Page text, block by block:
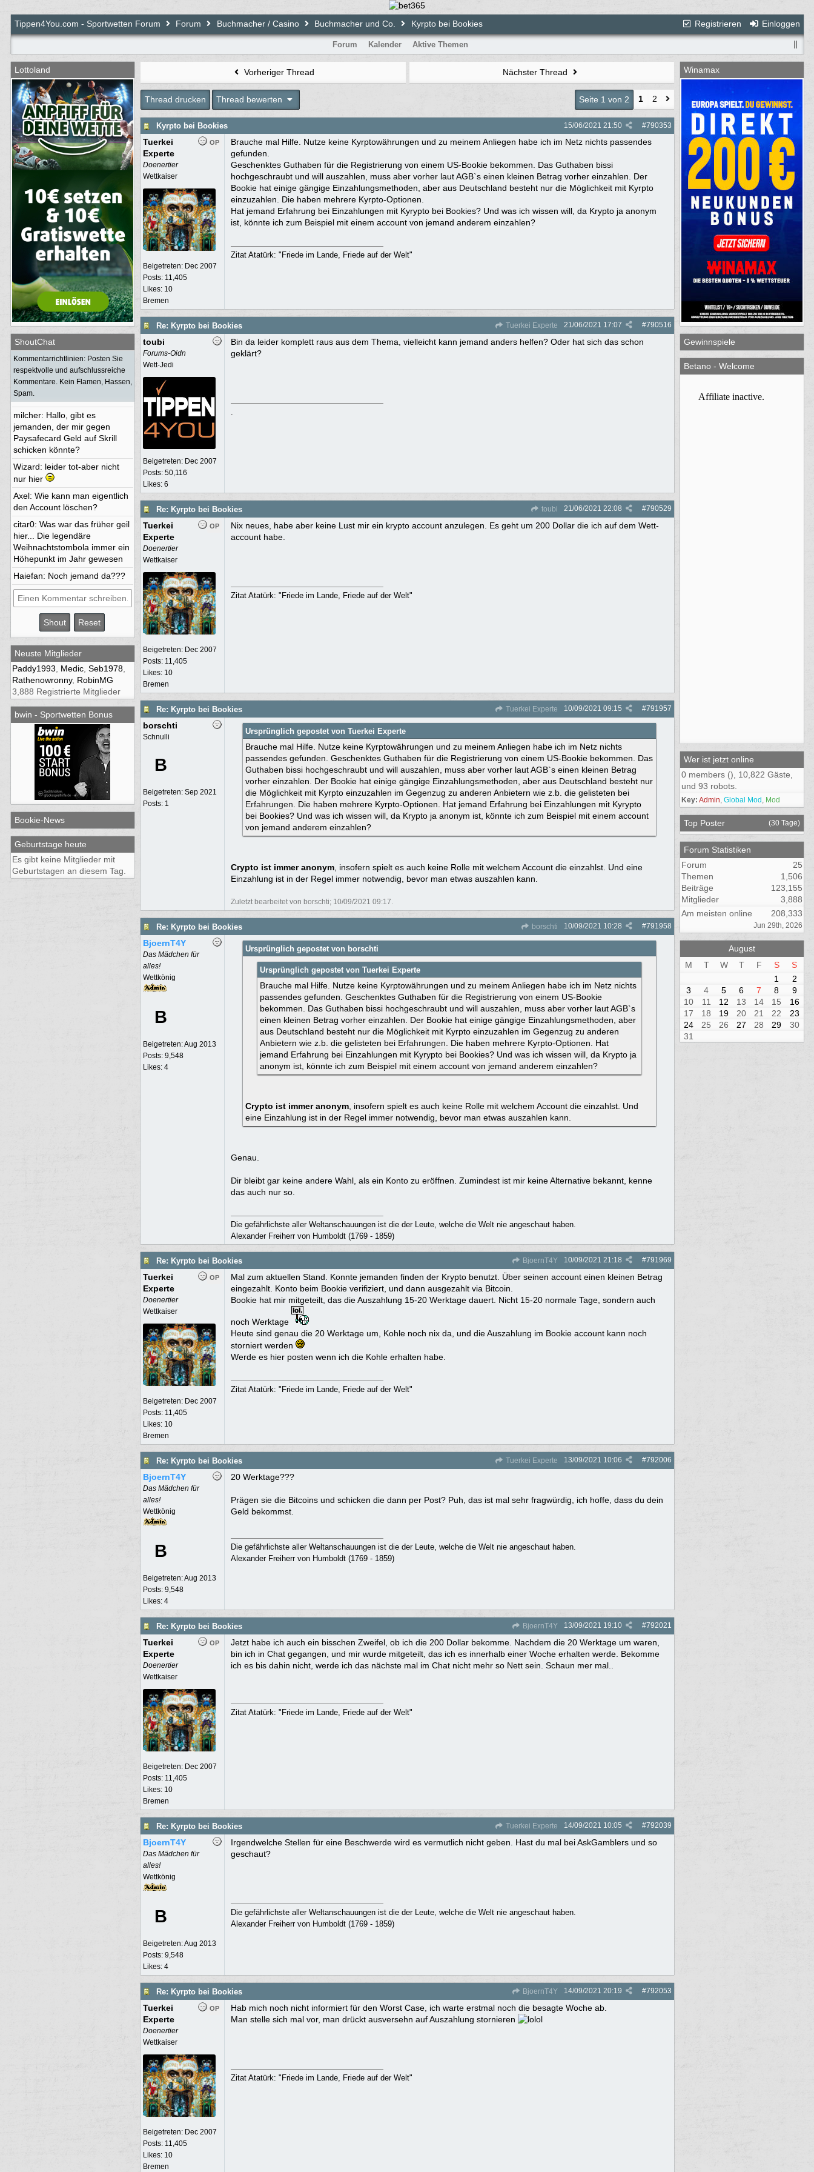
Registrieren Einloggen
Tippen4You.com - Sportwetten Forum Forum Buchmacher / Casino Buchmacher und Co. Kyrpto bei Bookies
Forum Kalender Aktive Themen
Lottoland
ShoutChat
Kommentarrichtlinien: Posten Sie
respektvolle und aufschlussreiche
Kommentare. Kein Flamen, Hassen,
Spam.
toubi:
Wizard:
toubi:
toubi:
Bamm Bamm:
toubi:
Bamm Bamm:
:
: Frohes neues Jahr Euch
BjoernT4Y:
grottenoli: geht hier nochmal
was ?
Bamm Bamm
milcher: Hallo, gibt es
jemanden, der mir gegen
Paysafecard Geld auf Skrill
schicken könnte?
Wizard: leider tot-aber nicht
nur hier
Axel: Wie kann man eigentlich
den Account löschen?
citar0: Was war das früher geil
hier... Die legendäre
Weihnachtstombola immer ein
Höhepunkt im Jahr gewesen
Haiefan: Noch jemand da???
Neuste Mitglieder
Paddy1993
Medic, Seb1978,
Rathenowronny, RobinMG
3,888 Registrierte Mitglieder
bwin - Sportwetten Bonus
Bookie-News
Geburtstage heute
Es gibt keine Mitglieder mit
Geburtstagen an diesem Tag.
Vorheriger Thread Nächster Thread
Thread drucken Thread bewerten Seite 1 von 2 1 2
Kyrpto bei Bookies #790353
15/06/2021 21:50
OP
Tuerkei
Experte
Doenertier
Wettkaiser
Beigetreten: Dec 2007
Posts: 11,405
Likes: 10
Bremen
Brauche mal Hilfe. Nutze keine Kyrptowährungen und zu meinem Anliegen habe ich im Netz nichts passendes
gefunden.
Geschenktes Guthaben für die Registrierung von einem US-Bookie bekommen. Das Guthaben bissi
hochgeschraubt und will auszahlen, muss aber vorher laut AGB`s einen kleinen Betrag vorher einzahlen. Der
Bookie hat einige gängige Einzahlungsmethoden, aber aus Deutschland besteht nur die Möglichkeit mit Kyrpto
einzuzahlen. Die haben mehrere Kyrpto-Optionen.
Hat jemand Erfahrung bei Einzahlungen mit Kyrypto bei Bookies? Und was ich wissen will, da Krypto ja anonym
ist, könnte ich zum Beispiel mit einem account von jemand anderem einzahlen?
Zitat Atatürk: "Friede im Lande, Friede auf der Welt"
Re: Kyrpto bei Bookies Tuerkei Experte #790516
21/06/2021 17:07
toubi
Forums-Oidn
Wett-Jedi
Beigetreten: Dec 2007
Posts: 50,116
Likes: 6
Bin da leider komplett raus aus dem Thema, vielleicht kann jemand anders helfen? Oder hat sich das schon
geklärt?
.
Re: Kyrpto bei Bookies toubi #790529
21/06/2021 22:08
OP
Tuerkei
Experte
Doenertier
Wettkaiser
Beigetreten: Dec 2007
Posts: 11,405
Likes: 10
Bremen
Nix neues, habe aber keine Lust mir ein krypto account anzulegen. Es geht um 200 Dollar die ich auf dem Wett-
account habe.
Zitat Atatürk: "Friede im Lande, Friede auf der Welt"
Re: Kyrpto bei Bookies Tuerkei Experte #791957
10/09/2021 09:15
borschti
Schnulli
B
Beigetreten: Sep 2021
Posts: 1
Ursprünglich gepostet von Tuerkei Experte
Brauche mal Hilfe. Nutze keine Kyrptowährungen und zu meinem Anliegen habe ich im Netz nichts
passendes gefunden. Geschenktes Guthaben für die Registrierung von einem US-Bookie bekommen. Das
Guthaben bissi hochgeschraubt und will auszahlen, muss aber vorher laut AGB`s einen kleinen Betrag
vorher einzahlen. Der Bookie hat einige gängige Einzahlungsmethoden, aber aus Deutschland besteht nur
die Möglichkeit mit Kyrpto einzuzahlen im Gegenzug zu anderen Anbietern wie z.b. die gelisteten bei
Erfahrungen . Die haben mehrere Kyrpto-Optionen. Hat jemand Erfahrung bei Einzahlungen mit Kyrypto
bei Bookies? Und was ich wissen will, da Krypto ja anonym ist, könnte ich zum Beispiel mit einem account
von jemand anderem einzahlen?
Crypto ist immer anonym, insofern spielt es auch keine Rolle mit welchem Account die einzahlst. Und eine
Einzahlung ist in der Regel immer notwendig, bevor man etwas auszahlen kann.
Zuletzt bearbeitet von borschti; 10/09/2021 09:17.
Re: Kyrpto bei Bookies borschti #791958
10/09/2021 10:28
BjoernT4Y
Das Mädchen für
alles!
Wettkönig
B
Beigetreten:Aug 2013
Posts: 9,548
Likes: 4
Ursprünglich gepostet von borschti
Ursprünglich gepostet von Tuerkei Experte
Brauche mal Hilfe. Nutze keine Kyrptowährungen und zu meinem Anliegen habe ich im Netz nichts
passendes gefunden. Geschenktes Guthaben für die Registrierung von einem US-Bookie
bekommen. Das Guthaben bissi hochgeschraubt und will auszahlen, muss aber vorher laut AGB`s
einen kleinen Betrag vorher einzahlen. Der Bookie hat einige gängige Einzahlungsmethoden, aber
aus Deutschland besteht nur die Möglichkeit mit Kyrpto einzuzahlen im Gegenzug zu anderen
Anbietern wie z.b. die gelisteten bei Erfahrungen . Die haben mehrere Kyrpto-Optionen. Hat
jemand Erfahrung bei Einzahlungen mit Kyrypto bei Bookies? Und was ich wissen will, da Krypto ja
anonym ist, könnte ich zum Beispiel mit einem account von jemand anderem einzahlen?
Crypto ist immer anonym, insofern spielt es auch keine Rolle mit welchem Account die einzahlst. Und
eine Einzahlung ist in der Regel immer notwendig, bevor man etwas auszahlen kann.
Genau.
Dir bleibt gar keine andere Wahl, als ein Konto zu eröffnen. Zumindest ist mir keine Alternative bekannt, kenne
das auch nur so.
Die gefährlichste aller Weltanschauungen ist die der Leute, welche die Welt nie angeschaut haben.
Alexander Freiherr von Humboldt (1769 - 1859)
Re: Kyrpto bei Bookies BjoernT4Y #791969
10/09/2021 21:18
OP
Tuerkei
Experte
Doenertier
Wettkaiser
Beigetreten: Dec 2007
Posts: 11,405
Likes: 10
Bremen
Mal zum aktuellen Stand. Konnte jemanden finden der Krypto benutzt. Über seinen account einen kleinen Betrag
eingezahlt. Konto beim Bookie verifiziert, und dann ausgezahlt via Bitcoin.
Bookie hat mir mitgeteilt, das die Auszahlung 15-20 Werktage dauert. Nicht 15-20 normale Tage, sondern auch
noch Werktage
Heute sind genau die 20 Werktage um, Kohle noch nix da, und die Auszahlung im Bookie account kann noch
storniert werden
Werde es hier posten wenn ich die Kohle erhalten habe.
Zitat Atatürk: "Friede im Lande, Friede auf der Welt"
Re: Kyrpto bei Bookies Tuerkei Experte #792006
13/09/2021 10:06
BjoernT4Y
Das Mädchen für
alles!
Wettkönig
B
Beigetreten:Aug 2013
Posts: 9,548
Likes: 4
20 Werktage???
Prägen sie die Bitcoins und schicken die dann per Post? Puh, das ist mal sehr fragwürdig, ich hoffe, dass du dein
Geld bekommst.
Die gefährlichste aller Weltanschauungen ist die der Leute, welche die Welt nie angeschaut haben.
Alexander Freiherr von Humboldt (1769 - 1859)
Re: Kyrpto bei Bookies BjoernT4Y #792021
13/09/2021 19:10
OP
Tuerkei
Experte
Doenertier
Wettkaiser
Beigetreten: Dec 2007
Posts: 11,405
Likes: 10
Bremen
Jetzt habe ich auch ein bisschen Zweifel, ob ich die 200 Dollar bekomme. Nachdem die 20 Werktage um waren,
bin ich in Chat gegangen, und mir wurde mitgeteilt, das ich es innerhalb einer Woche erhalten werde. Bekomme
ich es bis dahin nicht, werde ich das nächste mal im Chat nicht mehr so Nett sein. Schaun mer mal..
Zitat Atatürk: "Friede im Lande, Friede auf der Welt"
Re: Kyrpto bei Bookies Tuerkei Experte #792039
14/09/2021 10:05
BjoernT4Y
Das Mädchen für
alles!
Wettkönig
B
Beigetreten:Aug 2013
Posts: 9,548
Likes: 4
Irgendwelche Stellen für eine Beschwerde wird es vermutlich nicht geben. Hast du mal bei AskGamblers und so
geschaut?
Die gefährlichste aller Weltanschauungen ist die der Leute, welche die Welt nie angeschaut haben.
Alexander Freiherr von Humboldt (1769 - 1859)
Re: Kyrpto bei Bookies BjoernT4Y #792053
14/09/2021 20:19
OP
Tuerkei
Experte
Doenertier
Wettkaiser
Beigetreten: Dec 2007
Posts: 11,405
Likes: 10
Bremen
Hab mich noch nicht informiert für den Worst Case, ich warte erstmal noch die besagte Woche ab.
Man stelle sich mal vor, man drückt ausversehn auf Auszahlung stornieren
Zitat Atatürk: "Friede im Lande, Friede auf der Welt"
Winamax
Gewinnspiele
Betano - Welcome
Wer ist jetzt online
0 members (), 10,822 Gäste,
und 93 robots.
Key: Admin, Global Mod , Mod
Top Poster (30 Tage)
Forum Statistiken
Forum
25
Themen
1,506
Beiträge
123,155
Mitglieder
3,888
Am meisten online
208,333
Jun 29th, 2026
August
M
T W T F S
S
1
2
3
4 5 6 7 8
9
10
11 12 13 14 15
16
17
18 19 20 21 22
23
24
25 26 27 28 29
30
31